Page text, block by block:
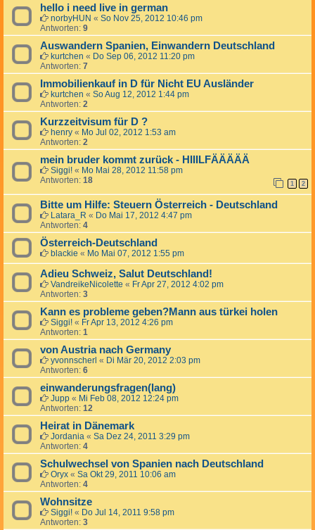
hello i need live in german
norbyHUN « So Nov 25, 2012 10:46 pm
Antworten: 9
Auswandern Spanien, Einwandern Deutschland
kurtchen « Do Sep 06, 2012 11:20 pm
Antworten: 7
Immobilienkauf in D für Nicht EU Ausländer
kurtchen « So Aug 12, 2012 1:44 pm
Antworten: 2
Kurzzeitvisum für D ?
henry « Mo Jul 02, 2012 1:53 am
Antworten: 2
mein bruder kommt zurück - HIIILFÄÄÄÄÄ
Siggi! « Mo Mai 28, 2012 11:58 pm
Antworten: 18 1 2
Bitte um Hilfe: Steuern Österreich - Deutschland
Latara_R « Do Mai 17, 2012 4:47 pm
Antworten: 4
Österreich-Deutschland
blackie « Mo Mai 07, 2012 1:55 pm
Adieu Schweiz, Salut Deutschland!
VandreikeNicolette « Fr Apr 27, 2012 4:02 pm
Antworten: 3
Kann es probleme geben?Mann aus türkei holen
Siggi! « Fr Apr 13, 2012 4:26 pm
Antworten: 1
von Austria nach Germany
yvonnscherl « Di Mär 20, 2012 2:03 pm
Antworten: 6
einwanderungsfragen(lang)
Jupp « Mi Feb 08, 2012 12:24 pm
Antworten: 12
Heirat in Dänemark
Jordania « Sa Dez 24, 2011 3:29 pm
Antworten: 4
Schulwechsel von Spanien nach Deutschland
Oryx « Sa Okt 29, 2011 10:06 am
Antworten: 4
Wohnsitze
Siggi! « Do Jul 14, 2011 9:58 pm
Antworten: 3